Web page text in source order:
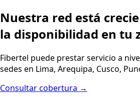
Nuestra red está
la disponibilidad en tu
Fibertel puede prestar servicio a
sedes en Lima, Arequipa, Cusco,
Consultar cobertura →